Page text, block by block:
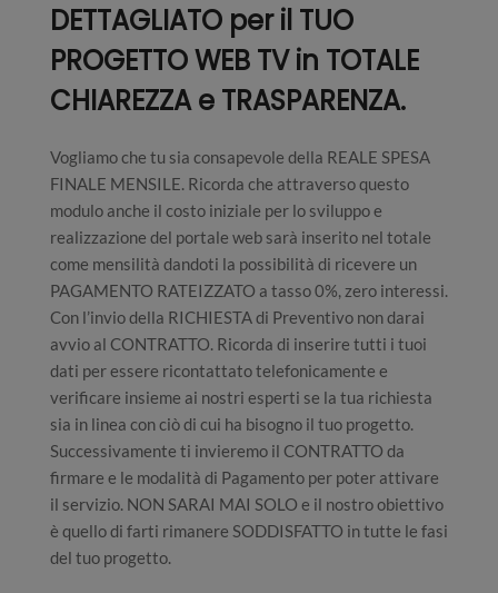
DETTAGLIATO per il TUO
PROGETTO WEB TV in TOTALE
CHIAREZZA e TRASPARENZA.
Vogliamo che tu sia consapevole della REALE SPESA
FINALE MENSILE. Ricorda che attraverso questo
modulo anche il costo iniziale per lo sviluppo e
realizzazione del portale web sarà inserito nel totale
come mensilità dandoti la possibilità di ricevere un
PAGAMENTO RATEIZZATO a tasso 0%, zero interessi.
Con l’invio della RICHIESTA di Preventivo non darai
avvio al CONTRATTO. Ricorda di inserire tutti i tuoi
dati per essere ricontattato telefonicamente e
verificare insieme ai nostri esperti se la tua richiesta
sia in linea con ciò di cui ha bisogno il tuo progetto.
Successivamente ti invieremo il CONTRATTO da
firmare e le modalità di Pagamento per poter attivare
il servizio. NON SARAI MAI SOLO e il nostro obiettivo
è quello di farti rimanere SODDISFATTO in tutte le fasi
del tuo progetto.